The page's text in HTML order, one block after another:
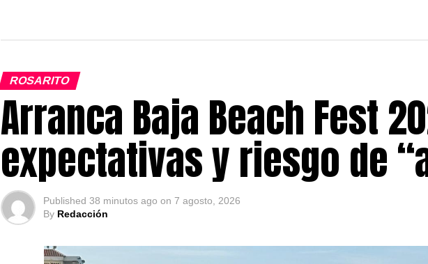
ROSARITO
Arranca Baja Beach Fest
expectativas y riesgo de
Published 38 minutos ago on 7 agosto, 2026
By Redacción